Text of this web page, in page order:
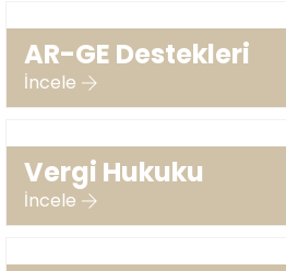
AR-GE Destekleri
İncele
Vergi Hukuku
İncele